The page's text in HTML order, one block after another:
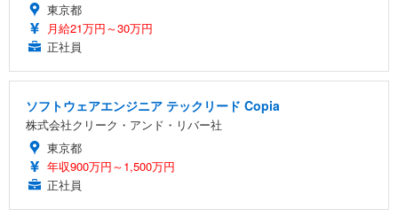
東京都
月給21万円～30万円
正社員
ソフトウェアエンジニア テックリード Copia
株式会社クリーク・アンド・リバー社
東京都
年収900万円～1,500万円
正社員